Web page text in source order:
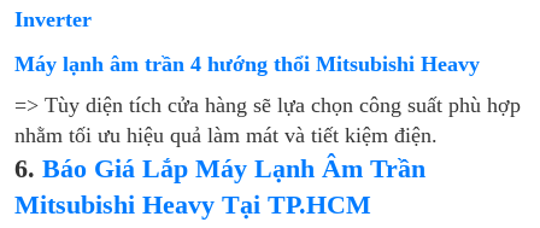
Inverter
Máy lạnh âm trần 4 hướng thổi Mitsubishi Heavy
=> Tùy diện tích cửa hàng sẽ lựa chọn công suất phù hợp
nhằm tối ưu hiệu quả làm mát và tiết kiệm điện.
6. Báo Giá Lắp Máy Lạnh Âm Trần
Mitsubishi Heavy Tại TP.HCM